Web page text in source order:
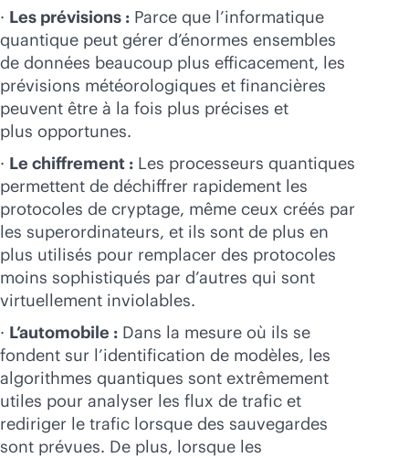
· Les prévisions : Parce que l’informatique
quantique peut gérer d’énormes ensembles
de données beaucoup plus efficacement, les
prévisions météorologiques et financières
peuvent être à la fois plus précises et
plus opportunes.
· Le chiffrement : Les processeurs quantiques
permettent de déchiffrer rapidement les
protocoles de cryptage, même ceux créés par
les superordinateurs, et ils sont de plus en
plus utilisés pour remplacer des protocoles
moins sophistiqués par d’autres qui sont
virtuellement inviolables.
· L’automobile : Dans la mesure où ils se
fondent sur l’identification de modèles, les
algorithmes quantiques sont extrêmement
utiles pour analyser les flux de trafic et
rediriger le trafic lorsque des sauvegardes
sont prévues. De plus, lorsque les